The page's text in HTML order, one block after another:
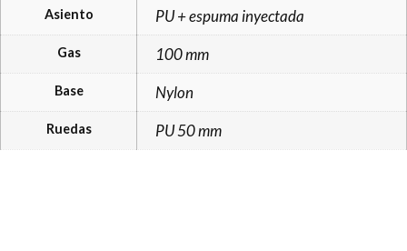
Asiento PU + espuma inyectada
Gas 100 mm
Base Nylon
Ruedas PU 50 mm